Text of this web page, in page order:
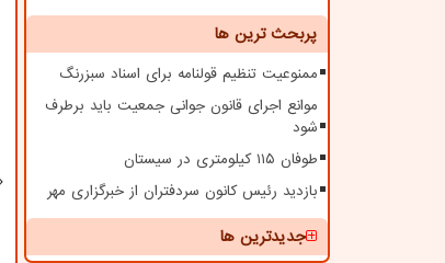
پربحث ترین ها
ممنوعیت تنظیم قولنامه برای اسناد سبزرنگ
موانع اجرای قانون جوانی جمعیت باید برطرف
شود
طوفان ۱۱۵ کیلومتری در سیستان
بازدید رئیس کانون سردفتران از خبرگزاری مهر
جدیدترین ها